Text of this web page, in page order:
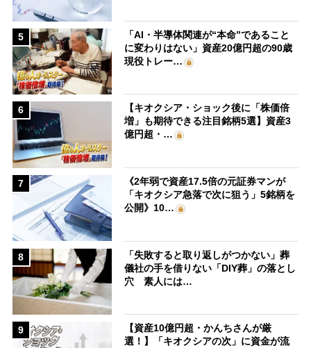
5
「AI・半導体関連が“本命”であること
に変わりはない」資産20億円超の90歳
現役トレー…
6
【キオクシア・ショック後に「株価倍
増」も期待できる注目銘柄5選】資産3
億円超・…
7
《2年弱で資産17.5倍の元証券マンが
「キオクシア急落で次に狙う」5銘柄を
公開》10…
8
「失敗すると取り返しがつかない」葬
儀社の手を借りない「DIY葬」の落とし
穴 素人には…
9
【資産10億円超・かんちさんが厳
選！】「キオクシアの次」に資金が流